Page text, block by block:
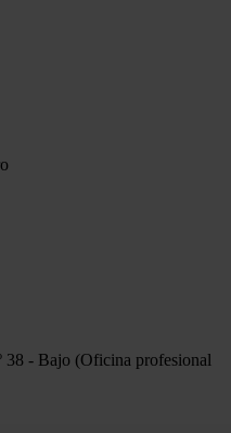
- Bajo (Oficina profesional